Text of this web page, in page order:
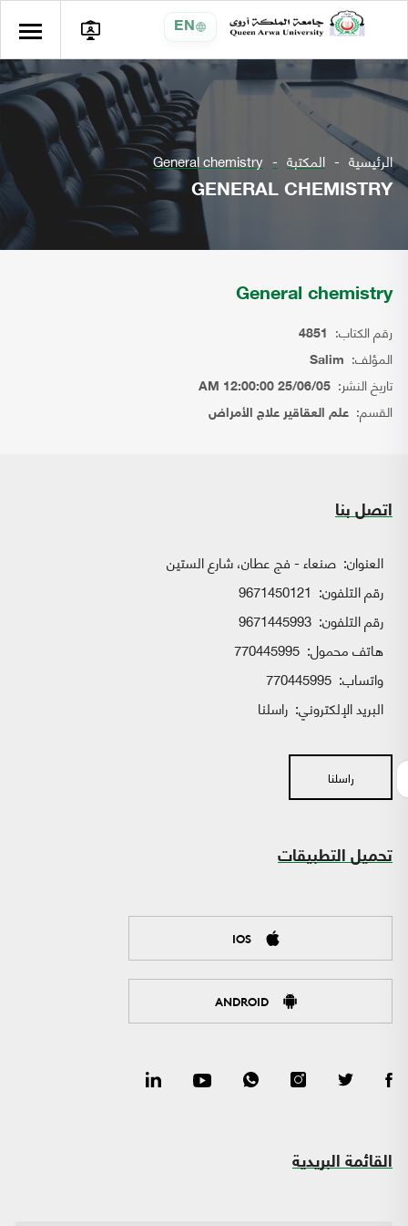
EN
الرئيسية المكتبة General chemistry
GENERAL CHEMISTRY
General chemistry
رقم الكتاب: 4851
المؤلف: Salim
تاريخ النشر: 25/06/05 12:00:00 AM
القسم: علم العقاقير علاج الأمراض
اتصل بنا
العنوان: صنعاء - فج عطان، شارع الستين
رقم التلفون: 9671450121
رقم التلفون: 9671445993
هاتف محمول: 770445995
واتساب:
البريد الإلكتروني: راسلنا
راسلنا
تحميل التطبيقات
IOS
ANDROID
القائمة البريدية